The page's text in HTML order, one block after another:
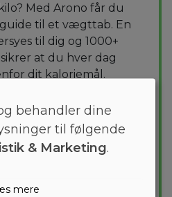
Med Arono får du
til et vægttab. En
til dig og 1000+
at du hver dag
dit kaloriemål.
GRATIS
behandler dine
til følgende
& Marketing.
mere